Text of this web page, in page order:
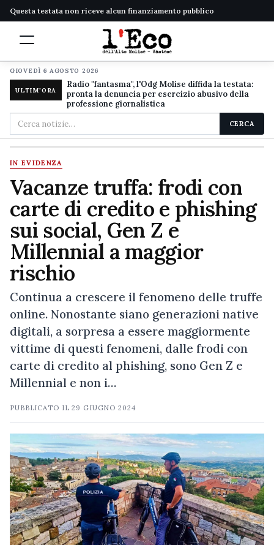
Questa testata non riceve alcun finanziamento pubblico
GIOVEDÌ 6 AGOSTO 2026
ULTIM'ORA
Radio "fantasma", l'Odg Molise diffida la testata:
pronta la denuncia per esercizio abusivo della
professione giornalistica
Cerca
nel
sito
CERCA
IN EVIDENZA
Vacanze truffa: frodi con
carte di credito e phishing
sui social, Gen Z e
Millennial a maggior
rischio
Continua a crescere il fenomeno delle truffe
online. Nonostante siano generazioni native
digitali, a sorpresa a essere maggiormente
vittime di questi fenomeni, dalle frodi con
carte di credito al phishing, sono Gen Z e
Millennial e non i…
PUBBLICATO IL29 GIUGNO 2024